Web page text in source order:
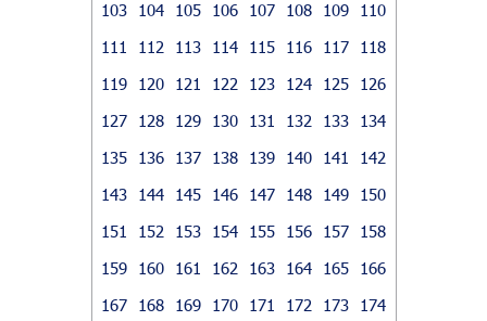
103
104 105 106 107 108 109
110
111
112 113 114 115 116 117
118
119
120 121 122 123 124 125
126
127
128 129 130 131 132 133
134
135
136 137 138 139 140 141
142
143
144 145 146 147 148 149
150
151
152 153 154 155 156 157
158
159
160 161 162 163 164 165
166
167
168 169 170 171 172 173
174